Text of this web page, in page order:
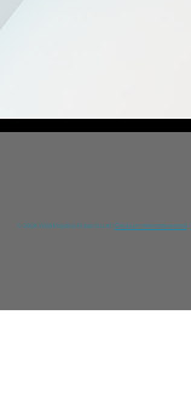
© 2024 YGIA Polyclinic Public Co Ltd / Отказ от ответственности